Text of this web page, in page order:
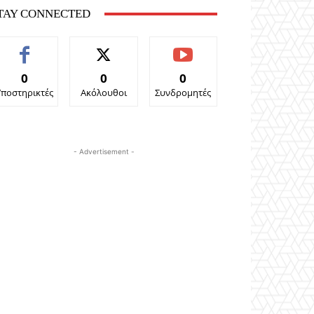
CONNECTED
0 0
Ακόλουθοι
0
Συνδρομητές
- Advertisement -